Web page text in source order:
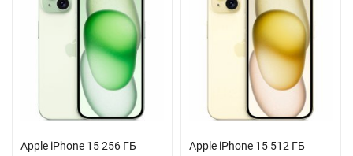
Apple iPhone 15 256 ГБ
Apple iPhone 15 512 ГБ